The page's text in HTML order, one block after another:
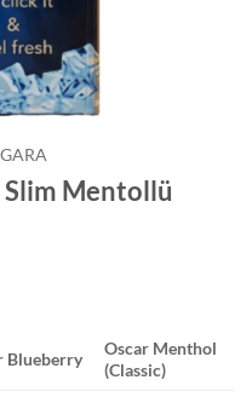
Slim Mentollü
Blueberry
Oscar Menthol
(Classic)